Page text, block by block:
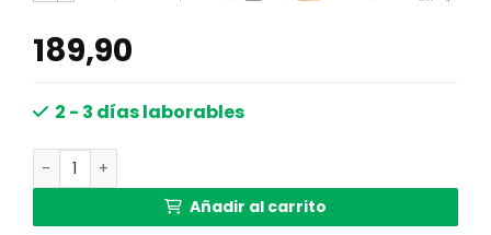
189,90
2 - 3 días laborables
Lámpara de pie negra pantalla en amarillo Steinhauer
Añadir al carrito